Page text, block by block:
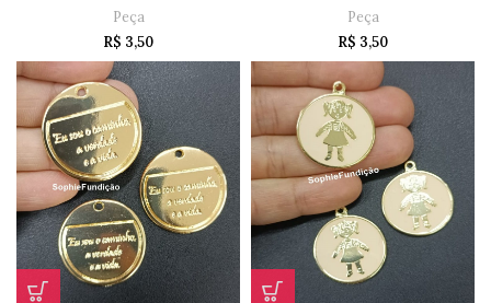
Peça
R$ 3,50
Peça
R$ 3,50